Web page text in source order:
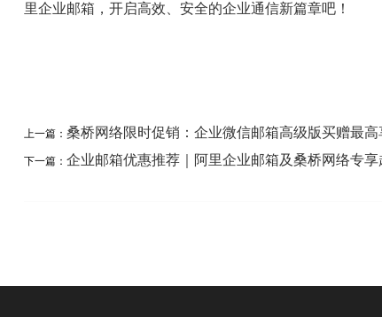
里企业邮箱，开启高效、安全的企业通信新篇章吧！
上一篇： 桑桥网络限时促销：企业微信邮箱高级版买赠最高
下一篇： 企业邮箱优惠推荐｜阿里企业邮箱及桑桥网络专享